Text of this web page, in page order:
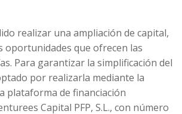
realizar una ampliación de capital,
oportunidades que ofrecen las
Para garantizar la simplificación del
por realizarla mediante la
plataforma de financiación
Capital PFP, S.L., con número